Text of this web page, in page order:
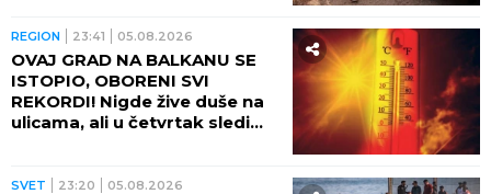
REGION 23:41 05.08.2026
OVAJ GRAD NA BALKANU SE
ISTOPIO, OBORENI SVI
REKORDI! Nigde žive duše na
ulicama, ali u četvrtak sledi
SVET 23:20 05.08.2026